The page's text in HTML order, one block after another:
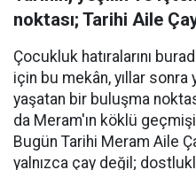
noktası; Tarihi Aile
Çocukluk hatıralarını
için bu mekân, yıllar sonra
yaşatan bir buluşma
da Meram'ın köklü
Bugün Tarihi Meram Aile
yalnızca çay değil;